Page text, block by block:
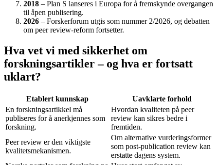
2018 – Plan S lanseres i Europa for å fremskynde overgangen
til åpen publisering.
2026 – Forskerforum utgis som nummer 2/2026, og debatten
om peer review-reform fortsetter.
Hva vet vi med sikkerhet om
forskningsartikler – og hva er fortsatt
uklart?
Etablert kunnskap
Uavklarte forhold
En forskningsartikkel må
publiseres for å anerkjennes som
forskning.
Hvordan kvaliteten på peer
review kan sikres bedre i
fremtiden.
Peer review er den viktigste
kvalitetsmekanismen.
Om alternative vurderingsformer
som post-publication review kan
erstatte dagens system.